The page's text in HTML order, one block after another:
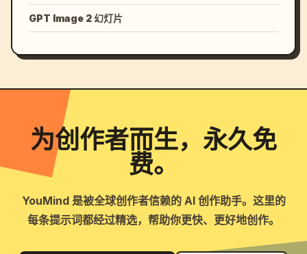
GPT Image 2 幻灯片
为创作者而生，永久免
费。
YouMind 是被全球创作者信赖的 AI 创作助手。这里的
每条提示词都经过精选，帮助你更快、更好地创作。